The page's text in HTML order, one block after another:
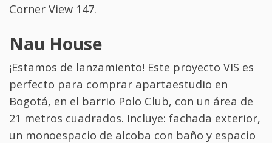
Corner View 147.
Nau House
¡Estamos de lanzamiento! Este proyecto VIS es
perfecto para comprar apartaestudio en
Bogotá, en el barrio Polo Club, con un área de
21 metros cuadrados. Incluye: fachada exterior,
un monoespacio de alcoba con baño y espacio